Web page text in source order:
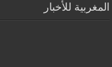
المغربية للأخبار